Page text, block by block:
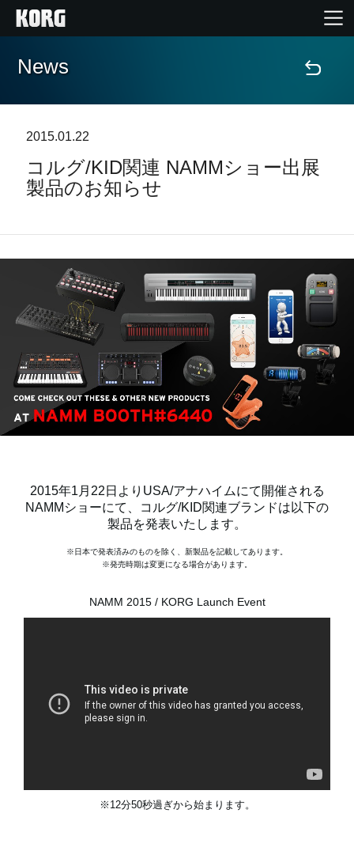
Home
Import Products
Events
Support
Store Locator
News
About KORG
News
2015.01.22
コルグ/KID関連 NAMMショー出展
製品のお知らせ
2015年1月22日よりUSA/アナハイムにて開催される
NAMMショーにて、コルグ/KID関連ブランドは以下の
製品を発表いたします。
※日本で発表済みのものを除く、新製品を記載してあります。
※発売時期は変更になる場合があります。
NAMM 2015 / KORG Launch Event
※12分50秒過ぎから始まります。